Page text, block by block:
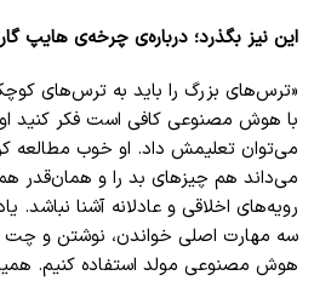
این نیز بگذرد؛ درباره‌ی چرخه‌ی هایپ
«ترس‌های بزرگ را باید به ترس‌های
با هوش مصنوعی کافی است فکر کنید او
می‌توان تعلیمش داد. او خوب مطالعه
می‌داند هم چیزهای بد را و همان‌قدر
رویه‌های اخلاقی و عادلانه آشنا نباشد.
سه مهارت اصلی خواندن، نوشتن و چت
هوش مصنوعی مولد استفاده کنیم.